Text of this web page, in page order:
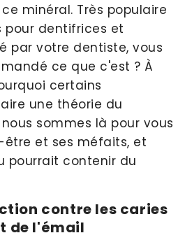
minéral. Très populaire
pour dentifrices et
par votre dentiste, vous
ce que c'est ? À
certains
une théorie du
sommes là pour vous
être et ses méfaits, et
pourrait contenir du
contre les caries
de l'émail